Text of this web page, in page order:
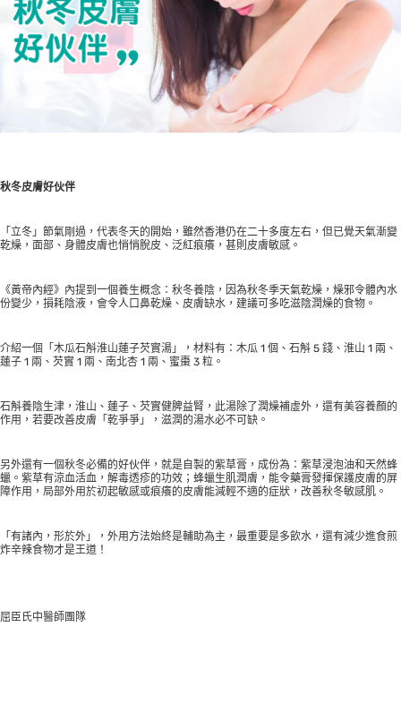
秋冬皮膚好伙伴
「立冬」節氣剛過，代表冬天的開始，雖然香港仍在二十多度左右，但已覺天氣漸變
乾燥，面部、身體皮膚也悄悄脫皮、泛紅痕癢，甚則皮膚敏感。
《黃帝內經》內提到一個養生概念：秋冬養陰，因為秋冬季天氣乾燥，燥邪令體內水
份變少，損耗陰液，會令人口鼻乾燥、皮膚缺水，建議可多吃滋陰潤燥的食物。
介紹一個「木瓜石斛淮山蓮子芡實湯」，材料有：木瓜 1 個、石斛 5 錢、淮山 1 兩、
蓮子 1 兩、芡實 1 兩、南北杏 1 兩、蜜棗 3 粒。
石斛養陰生津，淮山、蓮子、芡實健脾益腎，此湯除了潤燥補虛外，還有美容養顏的
作用，若要改善皮膚「乾爭爭」，滋潤的湯水必不可缺。
另外還有一個秋冬必備的好伙伴，就是自製的紫草膏，成份為：紫草浸泡油和天然蜂
蠟。紫草有涼血活血，解毒透疹的功效；蜂蠟生肌潤膚，能令藥膏發揮保護皮膚的屏
障作用，局部外用於初起敏感或痕癢的皮膚能減輕不適的症狀，改善秋冬敏感肌。
「有諸內，形於外」，外用方法始終是輔助為主，最重要是多飲水，還有減少進食煎
炸辛辣食物才是王道！
屈臣氏中醫師團隊